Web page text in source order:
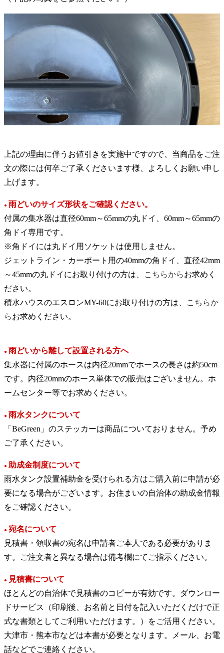
上記の理由に伴うお値引きを実施中ですので、当商品をご注
文の際には何卒ご了承くださいます様、よろしくお願い申し
上げます。
● 雨どいのサイズ形状をご確認ください。
付属の集水器は直径60mm～65mmの丸ドイ、60mm～65mmの
角ドイ専用です。
※角ドイには丸ドイ用ソケットは使用しません。
ジェットライン・カーポート用の40mmの角ドイ、直径42mm
～45mmの丸ドイにお取り付けの方は、
こちらからお求めく
ださい。
積水ハウスのエスロンMY-60にお取り付けの方は、
こちらか
らお求めください。
● 雨どいから離して設置される方へ
集水器に付属のホースは内径20mmでホースの長さは約50cm
です。内径20mmのホース単体での販売はございません。ホ
ームセンター等でお求めください。
● 雨水タンクについて
「BeGreen」のステッカーは商品についておりません。予め
ご了承ください。
● 助成金制度について
雨水タンク設置補助金を受けられる方はご購入前に申請が必
要になる場合がございます。お住まいの自治体の助成金情報
をご確認ください。
● 宛名について
見積書・領収書の宛名は申請者ご本人である必要がありま
す。ご注文者と異なる場合は備考欄にてご指示ください。
●
見積書について
ほとんどの自治体で見積書のコピーが有効です。ダウンロー
ドサービス（印刷後、お名前と日付を記入いただくだけで正
式な書類としてご利用いただけます。）をご活用ください。
大津市・熊本市などは本書が必要となります。メール、お電
話などでご連絡ください。